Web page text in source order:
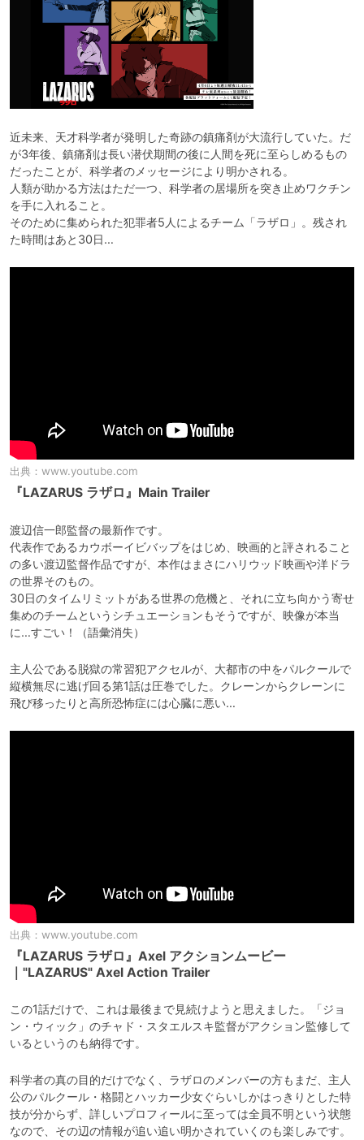
近未来、天才科学者が発明した奇跡の鎮痛剤が大流行していた。だ
が3年後、鎮痛剤は長い潜伏期間の後に人間を死に至らしめるもの
だったことが、科学者のメッセージにより明かされる。
人類が助かる方法はただ一つ、科学者の居場所を突き止めワクチン
を手に入れること。
そのために集められた犯罪者5人によるチーム「ラザロ」。残され
た時間はあと30日…
出典： www.youtube.com
『LAZARUS ラザロ』Main Trailer
渡辺信一郎監督の最新作です。
代表作であるカウボーイビバップをはじめ、映画的と評されること
の多い渡辺監督作品ですが、本作はまさにハリウッド映画や洋ドラ
の世界そのもの。
30日のタイムリミットがある世界の危機と、それに立ち向かう寄せ
集めのチームというシチュエーションもそうですが、映像が本当
主人公である脱獄の常習犯アクセルが、大都市の中をパルクールで
縦横無尽に逃げ回る第1話は圧巻でした。クレーンからクレーンに
飛び移ったりと高所恐怖症には心臓に悪い…
出典： www.youtube.com
『LAZARUS ラザロ』Axel アクションムービー
｜"LAZARUS" Axel Action Trailer
この1話だけで、これは最後まで見続けようと思えました。「ジョ
ン・ウィック」のチャド・スタエルスキ監督がアクション監修して
いるというのも納得です。
科学者の真の目的だけでなく、ラザロのメンバーの方もまだ、主人
公のパルクール・格闘とハッカー少女ぐらいしかはっきりとした特
技が分からず、詳しいプロフィールに至っては全員不明という状態
なので、その辺の情報が追い追い明かされていくのも楽しみです。